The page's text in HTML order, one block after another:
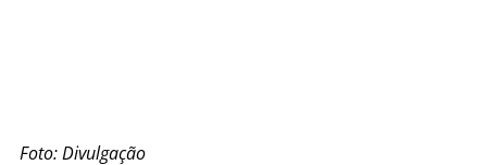
Foto: Divulgação